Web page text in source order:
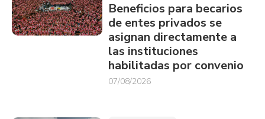
Beneficios para becarios
de entes privados se
asignan directamente a
las instituciones
habilitadas por convenio
07/08/2026